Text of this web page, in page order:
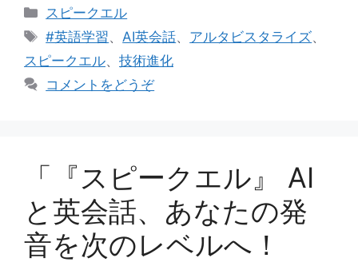
カ
テ
ゴ
リ
ー
スピークエル
タ
グ
#英語学習、 AI英会話、 アルタビスタライズ、
スピークエル、 技術進化
コメントをどうぞ
「『スピークエル』 AI
と英会話、あなたの発
音を次のレベルへ！